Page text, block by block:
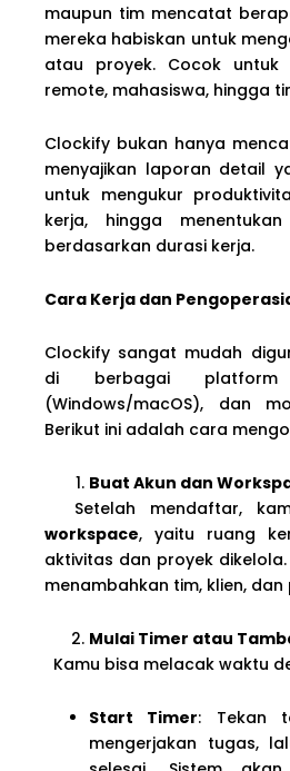
maupun tim mencatat
mereka habiskan untuk
atau proyek. Cocok untuk
remote, mahasiswa, hingga
Clockify bukan hanya
menyajikan laporan detail
untuk mengukur
kerja, hingga
berdasarkan durasi kerja.
Cara Kerja dan
Clockify sangat mudah
di berbagai
(Windows/macOS), dan
Berikut ini adalah cara
Buat Akun dan
Setelah mendaftar,
workspace, yaitu ruang
aktivitas dan proyek dikelola.
menambahkan tim, klien, dan
Mulai Timer atau
Kamu bisa melacak waktu
Start Timer: Tekan
mengerjakan tugas,